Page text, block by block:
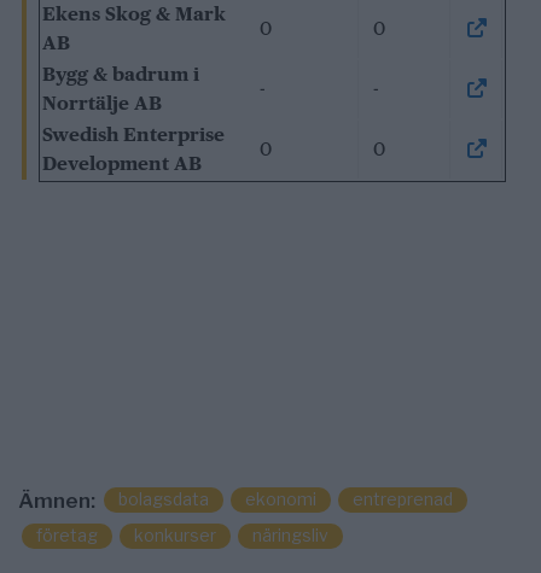
Ekens Skog & Mark
AB
0 0 ↗
Bygg & badrum i
Norrtälje AB
- - ↗
Swedish Enterprise
Development AB
0 0 ↗
Ämnen: bolagsdata ekonomi
entreprenad
företag
konkurser näringsliv